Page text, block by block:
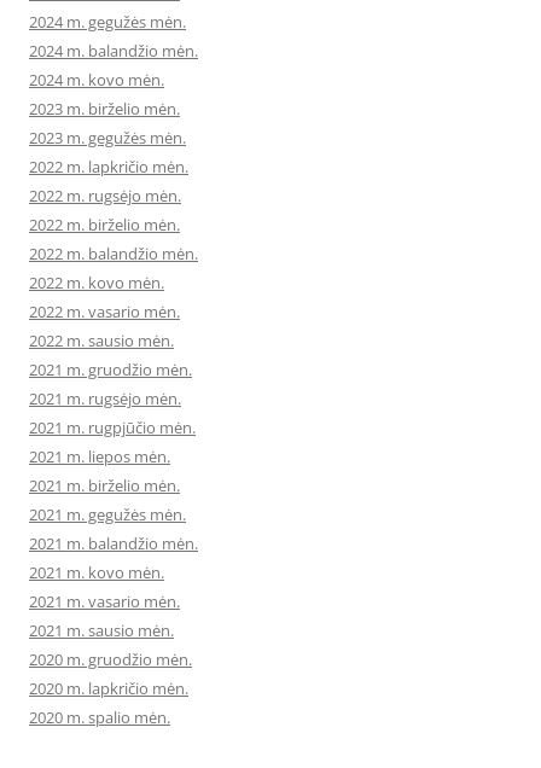
2024 m. gegužės mėn.
2024 m. balandžio mėn.
2024 m. kovo mėn.
2023 m. birželio mėn.
2023 m. gegužės mėn.
2022 m. lapkričio mėn.
2022 m. rugsėjo mėn.
2022 m. birželio mėn.
2022 m. balandžio mėn.
2022 m. kovo mėn.
2022 m. vasario mėn.
2022 m. sausio mėn.
2021 m. gruodžio mėn.
2021 m. rugsėjo mėn.
2021 m. rugpjūčio mėn.
2021 m. liepos mėn.
2021 m. birželio mėn.
2021 m. gegužės mėn.
2021 m. balandžio mėn.
2021 m. kovo mėn.
2021 m. vasario mėn.
2021 m. sausio mėn.
2020 m. gruodžio mėn.
2020 m. lapkričio mėn.
2020 m. spalio mėn.